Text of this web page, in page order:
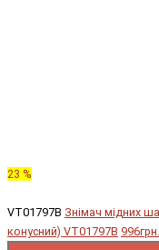
23 %
VT01797B Знімач мідних
конусний) VT01797B 996грн.